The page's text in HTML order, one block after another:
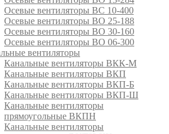
Осевые вентиляторы ВС 10-400
Осевые вентиляторы ВО 25-188
Осевые вентиляторы ВО 30-160
Осевые вентиляторы ВО 06-300
вентиляторы
Канальные вентиляторы ВКК-М
Канальные вентиляторы ВКП
Канальные вентиляторы ВКП-Б
Канальные вентиляторы ВКП-Ш
Канальные вентиляторы
прямоугольные ВКПН
Канальные вентиляторы